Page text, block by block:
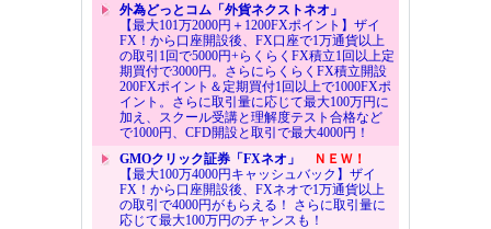
外為どっとコム「外貨ネクストネオ」
【最大101万2000円＋1200FXポイント】ザイ
FX！から口座開設後、FX口座で1万通貨以上
の取引1回で5000円+らくらくFX積立1回以上定
期買付で3000円。さらにらくらくFX積立開設
200FXポイント＆定期買付1回以上で1000FXポ
イント。さらに取引量に応じて最大100万円に
加え、スクール受講と理解度テスト合格など
で1000円、CFD開設と取引で最大4000円！
GMOクリック証券「FXネオ」
ＮＥＷ！
【最大100万4000円キャッシュバック】ザイ
FX！から口座開設後、FXネオで1万通貨以上
の取引で4000円がもらえる！ さらに取引量に
応じて最大100万円のチャンスも！